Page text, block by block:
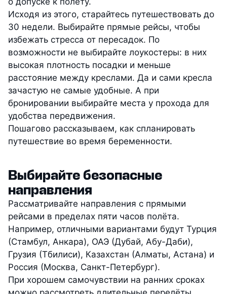
Исходя из этого, старайтесь путешествовать до
30 недели. Выбирайте прямые рейсы, чтобы
избежать стресса от пересадок. По
возможности не выбирайте лоукостеры: в них
высокая плотность посадки и меньше
расстояние между креслами. Да и сами кресла
зачастую не самые удобные. А при
бронировании выбирайте места у прохода для
удобства передвижения.
Пошагово рассказываем, как спланировать
путешествие во время беременности.
Выбирайте безопасные
направления
Рассматривайте направления с прямыми
рейсами в пределах пяти часов полёта.
Например, отличными вариантами будут Турция
(Стамбул, Анкара), ОАЭ (Дубай, Абу-Даби),
Грузия (Тбилиси), Казахстан (Алматы, Астана) и
Россия (Москва, Санкт-Петербург).
При хорошем самочувствии на ранних сроках